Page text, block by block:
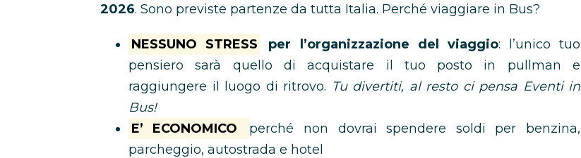
2026. Sono previste partenze da tutta Italia. Perché viaggiare in Bus?
NESSUNO STRESS per l’organizzazione del viaggio: l’unico tuo
pensiero sarà quello di acquistare il tuo posto in pullman e
raggiungere il luogo di ritrovo. Tu divertiti, al resto ci pensa Eventi in
Bus!
E’ ECONOMICO
perché non dovrai spendere soldi per benzina,
parcheggio, autostrada e hotel